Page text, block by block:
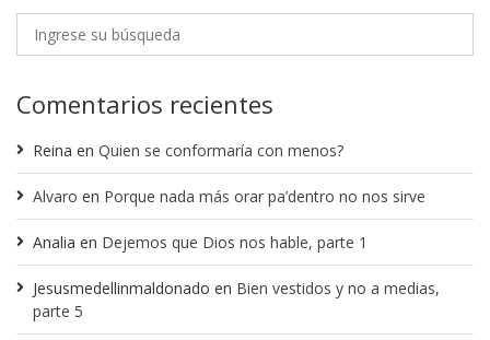
Comentarios recientes
Reina en Quien se conformaría con menos?
Alvaro en Porque nada más orar pa’dentro no nos sirve
Analia en Dejemos que Dios nos hable, parte 1
Jesusmedellinmaldonado en Bien vestidos y no a medias,
parte 5